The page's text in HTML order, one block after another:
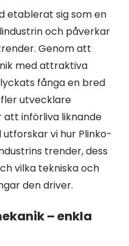
etablerat sig som en
och påverkar
Genom att
med attraktiva
fånga en bred
utvecklare
införliva liknande
vi hur Plinko-
trender, dess
vilka tekniska och
den driver.
– enkla